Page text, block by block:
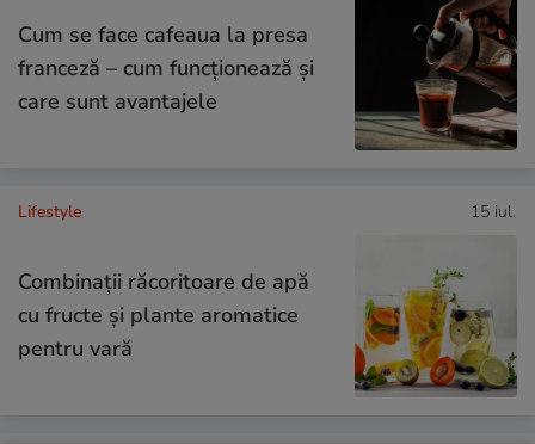
Cum se face cafeaua la presa
franceză – cum funcționează și
care sunt avantajele
Lifestyle 15 iul.
Combinaţii răcoritoare de apă
cu fructe şi plante aromatice
pentru vară